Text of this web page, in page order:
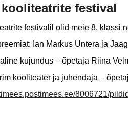
festival
festivalil olid meie 8. klassi
Ian Markus Untera ja
kujundus – õpetaja Riina
kooliteater ja juhendaja –
8006721/